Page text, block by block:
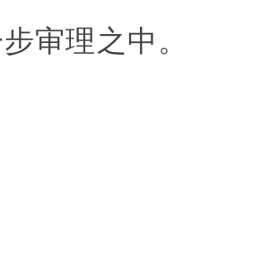
审理之中。